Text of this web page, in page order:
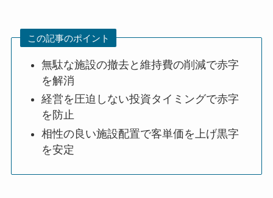
この記事のポイント
無駄な施設の撤去と維持費の削減で赤字
を解消
経営を圧迫しない投資タイミングで赤字
を防止
相性の良い施設配置で客単価を上げ黒字
を安定